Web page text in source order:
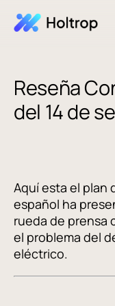
Reseña
del 14 de
Aquí esta el plan
español ha
rueda de prensa
el problema del
eléctrico.